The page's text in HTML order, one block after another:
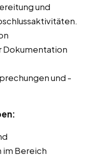
und
Dokumentation
und -
im Bereich